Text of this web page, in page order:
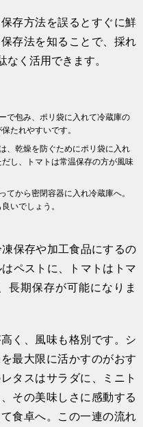
保存方法を誤るとすぐに鮮
存法を知ることで、採れ
く活用できます。
で包み、ポリ袋に入れて冷蔵庫の
たれやすいです。
、乾燥を防ぐためにポリ袋に入れ
し、トマトは常温保存の方が風味
てから密閉容器に入れ冷蔵庫へ。
いでしょう。
保存や加工食品にするの
ペストに、トマトはトマ
長期保存が可能になりま
く、風味も格別です。シ
最大限に活かすのがおす
タスはサラダに、ミニト
その美味しさに感動する
て食卓へ。この一連の流れ